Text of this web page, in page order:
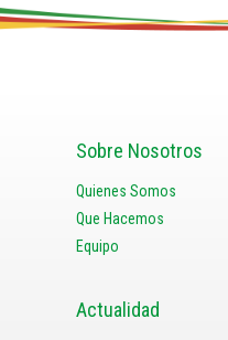
Sobre Nosotros
Quienes Somos
Que Hacemos
Equipo
Actualidad